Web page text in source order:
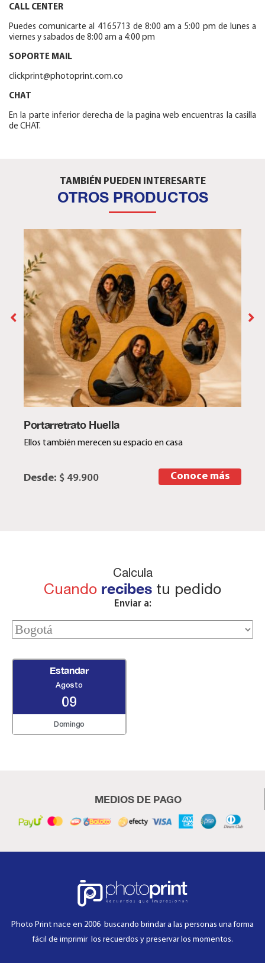
CALL CENTER
Puedes comunicarte al 4165713 de 8:00 am a 5:00 pm de lunes a
viernes y sabados de 8:00 am a 4:00 pm
SOPORTE MAIL
clickprint@photoprint.com.co
CHAT
En la parte inferior derecha de la pagina web encuentras la casilla
de CHAT.
TAMBIÉN PUEDEN INTERESARTE
OTROS PRODUCTOS
Portarretrato Huella
Ellos también merecen su espacio en casa
Desde: $ 49.900 Conoce más
Calcula
Cuando recibes tu pedido
Enviar a:
Estandar
Agosto
09
Domingo
MEDIOS DE PAGO
Photo Print nace en 2006 buscando brindar a las personas una forma
fácil de imprimir los recuerdos y preservar los momentos.